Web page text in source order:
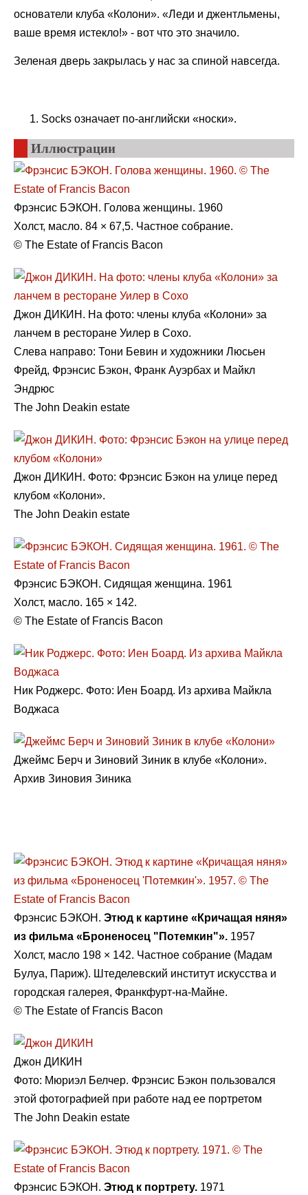
основатели клуба «Колони». «Леди и джентльмены,
ваше время истекло!» - вот что это значило.
Зеленая дверь закрылась у нас за спиной навсегда.
Socks означает по-английски «носки».
Иллюстрации
Фрэнсис БЭКОН. Голова женщины. 1960
Холст, масло. 84 × 67,5. Частное собрание.
© The Estate of Francis Bacon
Джон ДИКИН. На фото: члены клуба «Колони» за
ланчем в ресторане Уилер в Сохо.
Слева направо: Тони Бевин и художники Люсьен
Фрейд, Фрэнсис Бэкон, Франк Ауэрбах и Майкл
Эндрюс
The John Deakin estate
Джон ДИКИН. Фото: Фрэнсис Бэкон на улице перед
клубом «Колони».
The John Deakin estate
Фрэнсис БЭКОН. Сидящая женщина. 1961
Холст, масло. 165 × 142.
© The Estate of Francis Bacon
Ник Роджерс. Фото: Иен Боард. Из архива Майкла
Воджаса
Джеймс Берч и Зиновий Зиник в клубе «Колони».
Архив Зиновия Зиника
Фрэнсис БЭКОН. Этюд к картине «Кричащая няня»
из фильма «Броненосец "Потемкин"». 1957
Холст, масло 198 × 142. Частное собрание (Мадам
Булуа, Париж). Штеделевский институт искусства и
городская галерея, Франкфурт-на-Майне.
© The Estate of Francis Bacon
Джон ДИКИН
Фото: Мюриэл Белчер. Фрэнсис Бэкон пользовался
этой фотографией при работе над ее портретом
The John Deakin estate
Фрэнсис БЭКОН. Этюд к портрету. 1971